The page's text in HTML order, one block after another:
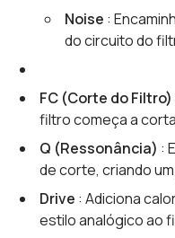
Noise :
do circuito do
FC (Corte do Filtro)
filtro começa a
Q (Ressonância) :
de corte, criando
Drive : Adiciona
estilo analógico ao